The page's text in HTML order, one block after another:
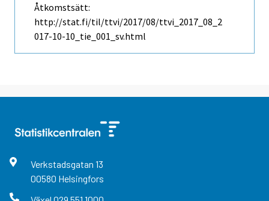
Åtkomstsätt:
http://stat.fi/til/ttvi/2017/08/ttvi_2017_08_2
017-10-10_tie_001_sv.html
Verkstadsgatan 13
00580 Helsingfors